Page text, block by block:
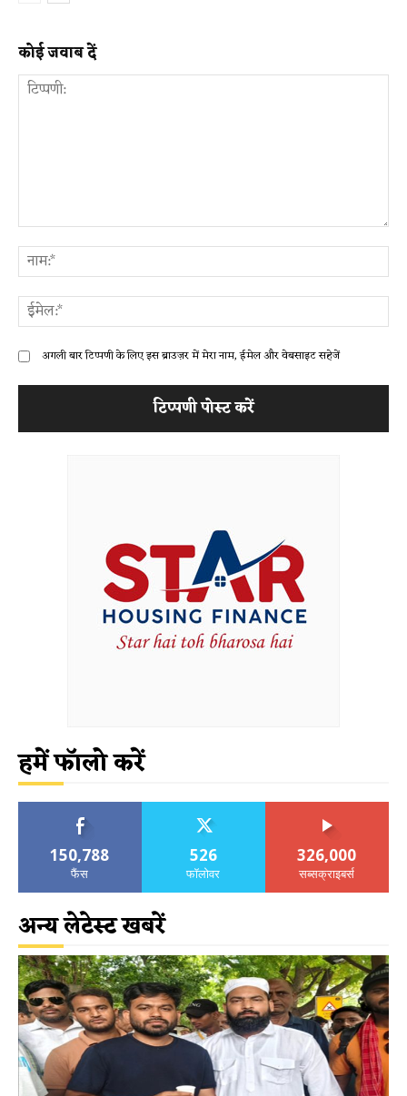
कोई जवाब दें
अगली बार टिप्पणी के लिए इस ब्राउज़र में मेरा नाम, ईमेल और वेबसाइट सहेजें
हमें फॉलो करें
150,788
फैंस
526
फॉलोवर
326,000
सब्सक्राइबर्स
अन्य लेटेस्ट खबरें